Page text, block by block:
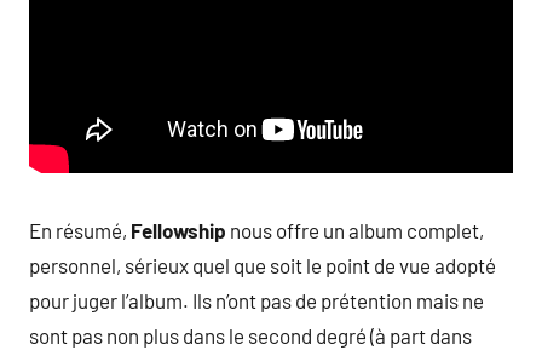
En résumé, Fellowship nous offre un album complet,
personnel, sérieux quel que soit le point de vue adopté
pour juger l’album. Ils n’ont pas de prétention mais ne
sont pas non plus dans le second degré (à part dans